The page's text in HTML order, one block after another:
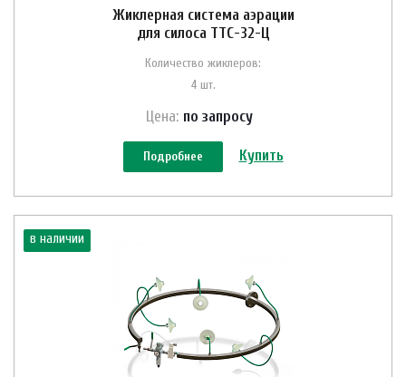
Жиклерная система аэрации
для силоса ТТС-32-Ц
Количество жиклеров:
4 шт.
Цена: по запросу
Подробнее Купить
в наличии